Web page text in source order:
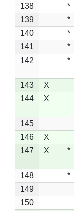
138
*
139
*
140
*
141
*
142
*
143
X
144
X
145
146
X
147
X *
148 *
149
150